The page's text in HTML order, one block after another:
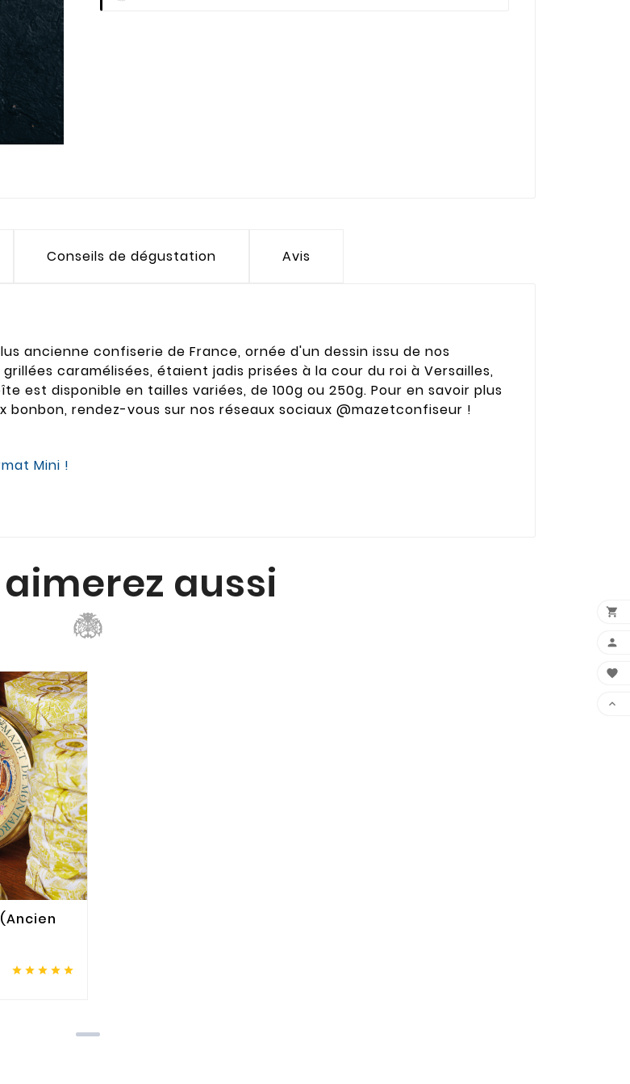
Conseils de dégustation Avis
ancienne confiserie de France, ornée d'un dessin issu de nos
caramélisées, étaient jadis prisées à la cour du roi à Versailles,
est disponible en tailles variées, de 100g ou 250g. Pour en savoir plus
rendez-vous sur nos réseaux sociaux @mazetconfiseur !
Mini !
aussi
    



